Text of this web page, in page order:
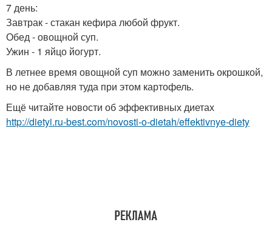
7 день:
Завтрак - стакан кефира любой фрукт.
Обед - овощной суп.
Ужин - 1 яйцо йогурт.
В летнее время овощной суп можно заменить окрошкой,
но не добавляя туда при этом картофель.
Ещё читайте новости об эффективных диетах
http://dietyi.ru-best.com/novosti-o-dietah/effektivnye-diety